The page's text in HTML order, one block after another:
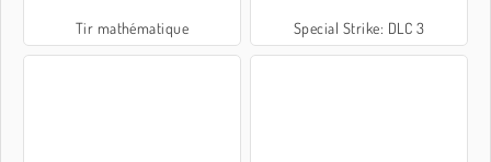
Tir mathématique Special Strike: DLC 3